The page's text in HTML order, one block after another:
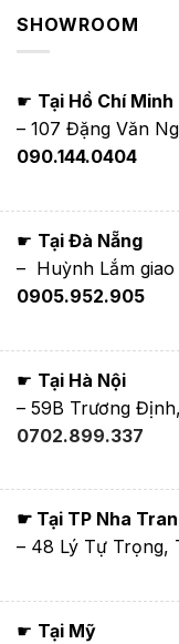
SHOWROOM
☛ Tại Hồ Chí Minh
– 107 Đặng Văn
090.144.0404
☛ Tại Đà Nẵng
– Huỳnh Lắm
0905.952.905
☛ Tại Hà Nội
– 59B Trương
0702.899.337
☛ Tại TP Nha
– 48 Lý Tự Trọng,
☛ Tại Mỹ